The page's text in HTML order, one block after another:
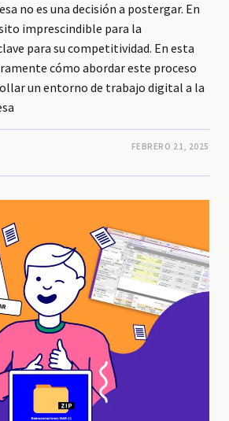
no es una decisión a postergar. En
imprescindible para la
para su competitividad. En esta
cómo abordar este proceso
un entorno de trabajo digital a la
FEBRERO 21, 2025